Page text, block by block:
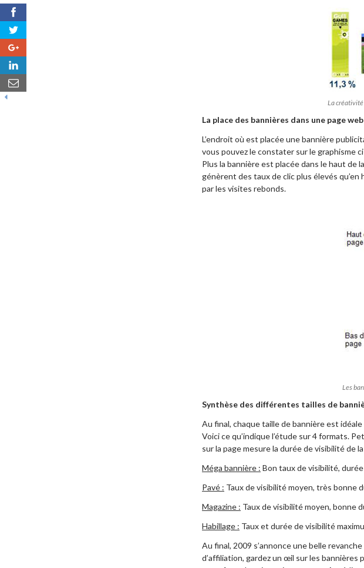
La
La place des bannières dans une page web
L’endroit où est placée une bannière
vous pouvez le constater sur le graphisme
Plus la bannière est placée dans le haut de
génèrent des taux de clic plus élevés
par les visites rebonds.
Les
Synthèse des différentes tailles de
Au final, chaque taille de bannière est
Voici ce qu’indique l’étude sur 4 formats.
sur la page mesure la durée de visibilité de
Méga bannière : Bon taux de visibilité,
Pavé : Taux de visibilité moyen, très bonne
Magazine : Taux de visibilité moyen, bonne
Habillage : Taux et durée de visibilité
Au final, 2009 s’annonce une belle
d’affiliation, gardez un œil sur les bannières